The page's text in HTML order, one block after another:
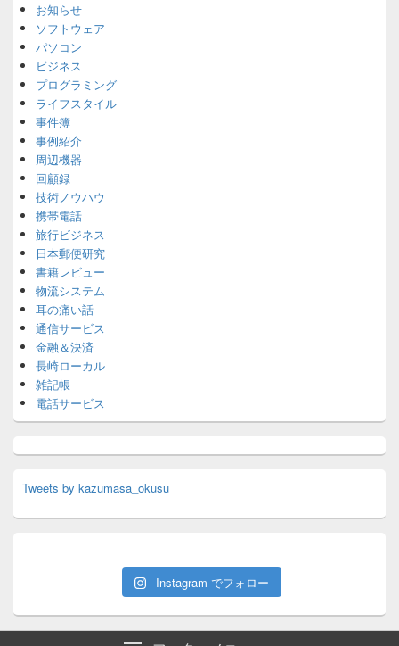
お知らせ
ソフトウェア
パソコン
ビジネス
プログラミング
ライフスタイル
事件簿
事例紹介
周辺機器
回顧録
技術ノウハウ
携帯電話
旅行ビジネス
日本郵便研究
書籍レビュー
物流システム
耳の痛い話
通信サービス
金融＆決済
長崎ローカル
雑記帳
電話サービス
Tweets by kazumasa_okusu
Instagram でフォロー